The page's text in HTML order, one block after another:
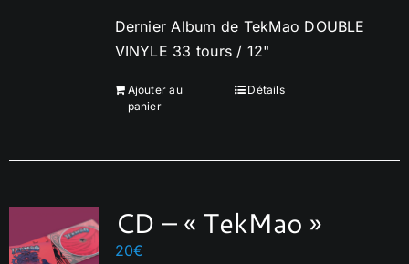
page
du
Dernier Album de TekMao DOUBLE
VINYLE 33 tours / 12"
Ajouter au
panier
Détails
CD – « TekMao »
20€